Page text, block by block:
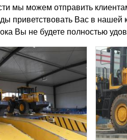
мы можем отправить
приветствовать Вас в нашей
Вы не будете полностью